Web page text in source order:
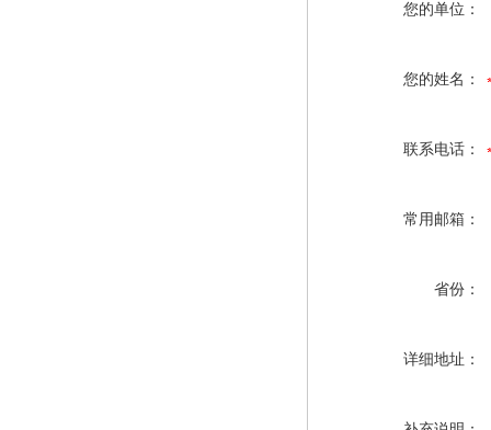
您的单位：
您的姓名：
联系电话：
常用邮箱：
省份：
详细地址：